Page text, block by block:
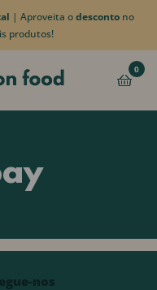
| Aproveita odesconto no
produtos!
0
nos